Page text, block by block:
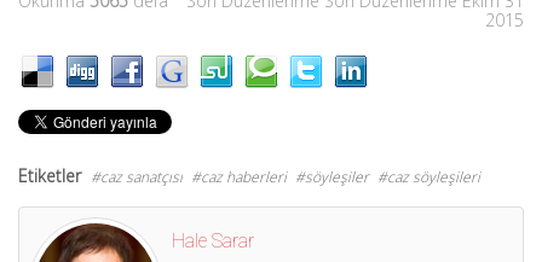
2015
Etiketler caz sanatçısı caz haberleri söyleşiler caz söyleşileri
Hale Sarar